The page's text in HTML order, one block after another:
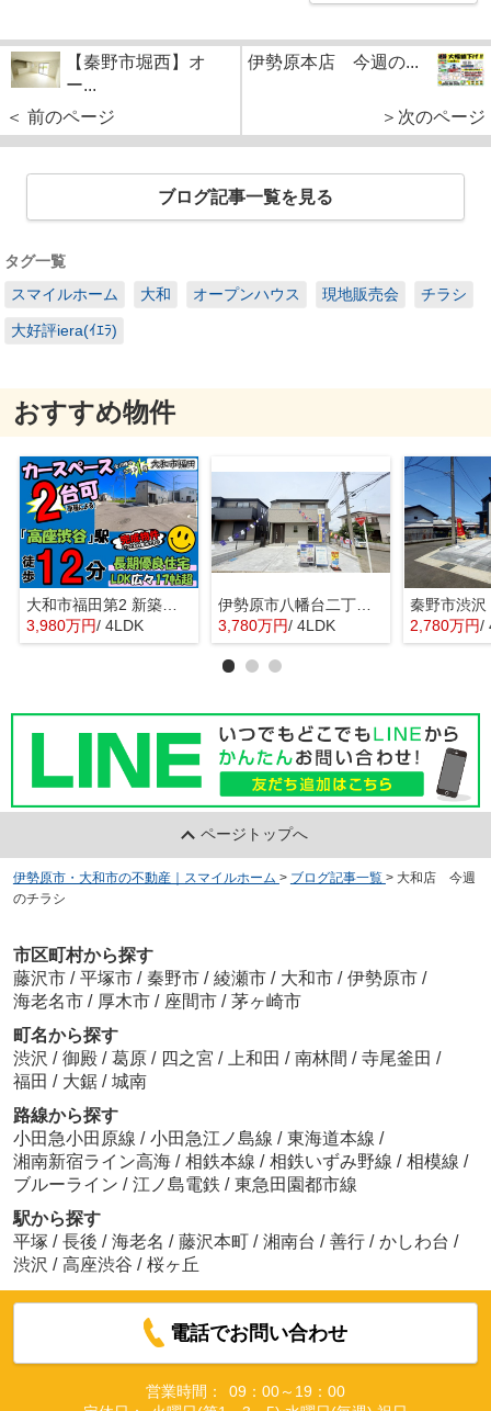
【秦野市堀西】オ
ー...
＜ 前のページ
伊勢原本店 今週の...
＞次のページ
ブログ記事一覧を見る
タグ一覧
スマイルホーム
大和 オープンハウス 現地販売会 チラシ
大好評iera(ｲｴﾗ)
おすすめ物件
大和市福田第2 新築戸建 全10棟
3,980万円/ 4LDK
伊勢原市八幡台二丁目 全３棟 新築住宅
3,780万円/ 4LDK 2,780万円/
ページトップへ
伊勢原市・大和市の不動産｜スマイルホーム > ブログ記事一覧 > 大和店 今週
のチラシ
市区町村から探す
藤沢市 / 平塚市 / 秦野市 / 綾瀬市 / 大和市 / 伊勢原市 /
海老名市 / 厚木市 / 座間市 / 茅ヶ崎市
町名から探す
渋沢 / 御殿 / 葛原 / 四之宮 / 上和田 / 南林間 / 寺尾釜田 /
福田 / 大鋸 / 城南
路線から探す
小田急小田原線 / 小田急江ノ島線 / 東海道本線 /
湘南新宿ライン高海 / 相鉄本線 / 相鉄いずみ野線 / 相模線 /
ブルーライン / 江ノ島電鉄 / 東急田園都市線
駅から探す
平塚 / 長後 / 海老名 / 藤沢本町 / 湘南台 / 善行 / かしわ台 /
渋沢 / 高座渋谷 / 桜ヶ丘
電話でお問い合わせ
営業時間：
09：00～19：00